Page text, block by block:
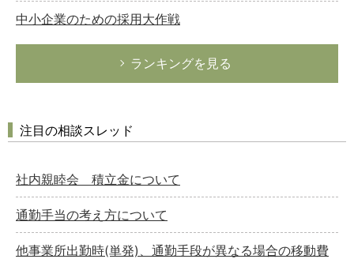
中小企業のための採用大作戦
ランキングを見る
注目の相談スレッド
社内親睦会 積立金について
通勤手当の考え方について
他事業所出勤時(単発)、通勤手段が異なる場合の移動費